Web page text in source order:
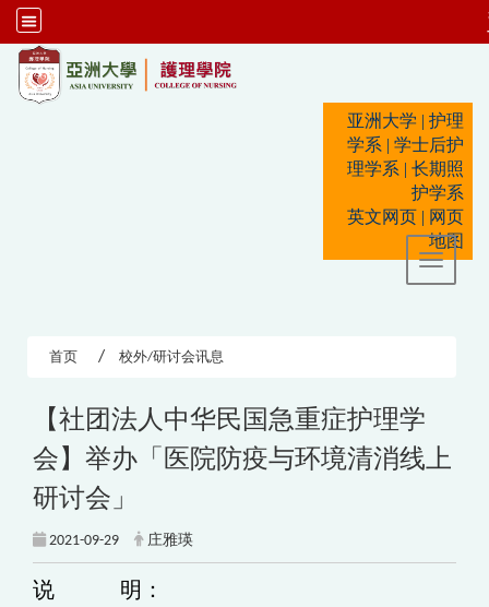
亚洲大学 | 护理
学系 | 学士后护
理学系 | 长期照
护学系
英文网页 | 网页
地图
Toggle
首页 校外/研讨会讯息
【社团法人中华民国急重症护理学
会】举办「医院防疫与环境清消线上
研讨会」
2021-09-29 庄雅瑛
说 明：